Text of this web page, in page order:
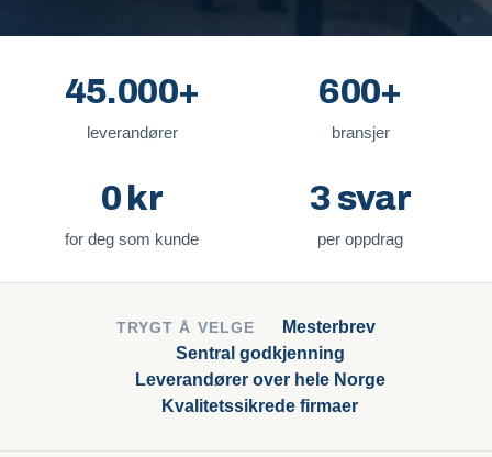
45.000+
leverandører
600+
bransjer
0 kr
for deg som kunde
3 svar
per oppdrag
TRYGT Å VELGE
Mesterbrev
Sentral godkjenning
Leverandører over hele Norge
Kvalitetssikrede firmaer